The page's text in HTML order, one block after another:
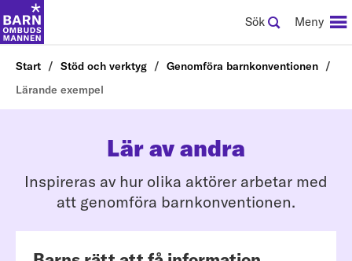
Sök Meny
Start Stöd och verktyg
Genomföra barnkonventionen
Lärande exempel
Lär av andra
Inspireras av hur olika aktörer arbetar med
att genomföra barnkonventionen.